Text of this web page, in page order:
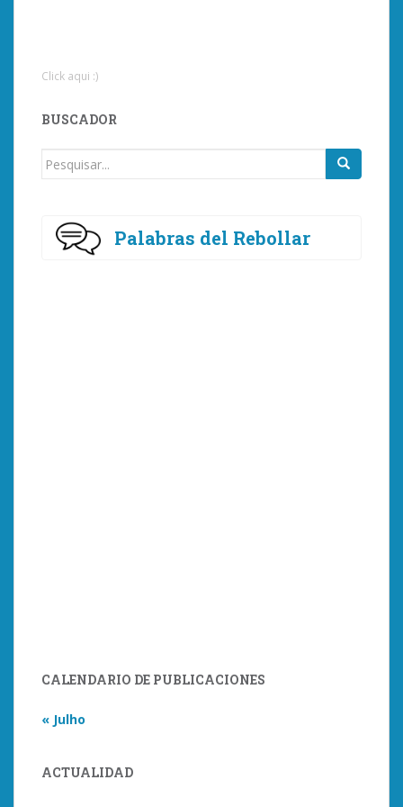
Click aqui :)
BUSCADOR
Procurar
Palabras del Rebollar
CALENDARIO DE PUBLICACIONES
« Julho
ACTUALIDAD